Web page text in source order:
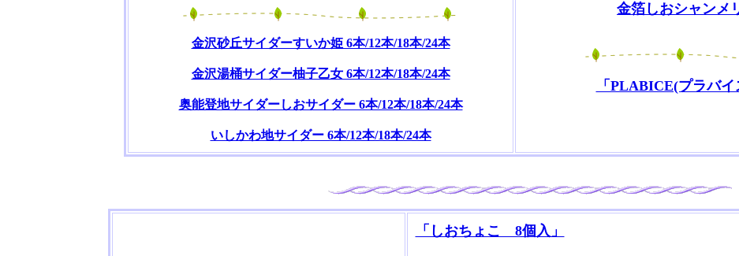
金沢砂丘サイダーすいか姫 6本/12本/18本/24本
金沢湯桶サイダー柚子乙女 6本/12本/18本/24本
奥能登地サイダーしおサイダー 6本/12本/18本/24本
いしかわ地サイダー 6本/12本/18本/24本
金箔しおシャンメ
「PLABICE(プラバイ
「しおちょこ 8個入」